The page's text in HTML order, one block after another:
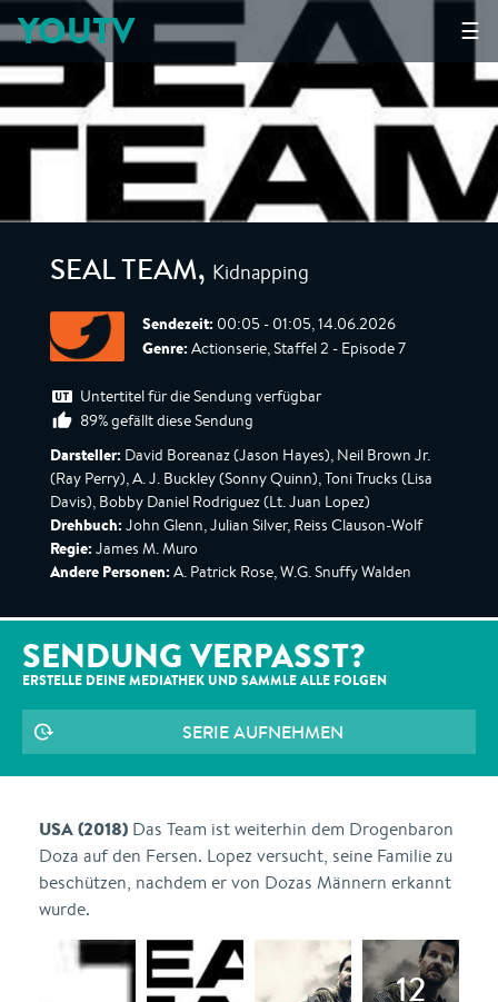
☰
YOUTV
SEAL TEAM, Kidnapping
Sendezeit: 00:05 - 01:05, 14.06.2026
Genre: Actionserie, Staffel 2 - Episode 7
Untertitel für die Sendung verfügbar
89% gefällt diese Sendung
Darsteller: David Boreanaz (Jason Hayes), Neil Brown Jr.
(Ray Perry), A. J. Buckley (Sonny Quinn), Toni Trucks (Lisa
Davis), Bobby Daniel Rodriguez (Lt. Juan Lopez)
Drehbuch: John Glenn, Julian Silver, Reiss Clauson-Wolf
Regie: James M. Muro
Andere Personen: A. Patrick Rose, W.G. Snuffy Walden
SENDUNG VERPASST?
ERSTELLE DEINE MEDIATHEK UND SAMMLE ALLE FOLGEN
SERIE AUFNEHMEN
USA (2018) Das Team ist weiterhin dem Drogenbaron
Doza auf den Fersen. Lopez versucht, seine Familie zu
beschützen, nachdem er von Dozas Männern erkannt
wurde.